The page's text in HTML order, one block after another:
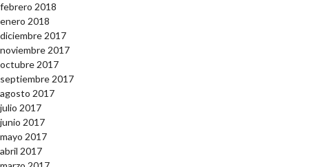
febrero 2018
enero 2018
diciembre 2017
noviembre 2017
octubre 2017
septiembre 2017
agosto 2017
julio 2017
junio 2017
mayo 2017
abril 2017